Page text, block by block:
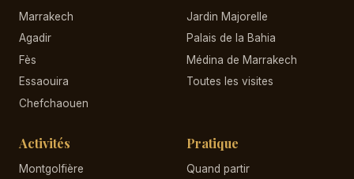
Marrakech
Agadir
Fès
Essaouira
Chefchaouen
Jardin Majorelle
Palais de la Bahia
Médina de Marrakech
Toutes les visites
Activités
Montgolfière
Pratique
Quand partir